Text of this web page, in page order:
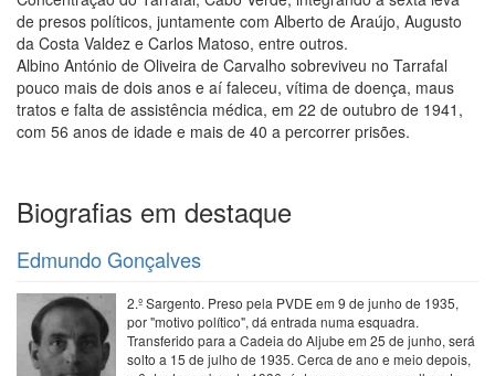
de presos políticos, juntamente com Alberto de Araújo, Augusto
da Costa Valdez e Carlos Matoso, entre outros.
Albino António de Oliveira de Carvalho sobreviveu no Tarrafal
pouco mais de dois anos e aí faleceu, vítima de doença, maus
tratos e falta de assistência médica, em 22 de outubro de 1941,
com 56 anos de idade e mais de 40 a percorrer prisões.
Biografias em destaque
Edmundo Gonçalves
2.º Sargento. Preso pela PVDE em 9 de junho de 1935,
por "motivo político", dá entrada numa esquadra.
Transferido para a Cadeia do Aljube em 25 de junho, será
solto a 15 de julho de 1935. Cerca de ano e meio depois,